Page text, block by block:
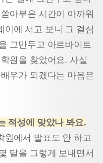
아부은 시간이 아까워
이에 서고 보니 그 결심
그만두고 아르바이트
원을 찾았어요. 사실
우가 되겠다는 마음은
적성에 맞았나 봐요.
원에서 발표도 안 하고
달을 그렇게 보내면서